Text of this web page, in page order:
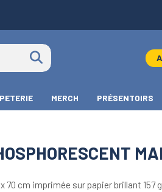
MERCH PRÉSENTOIRS
70 cm imprimée sur papier brillant 157